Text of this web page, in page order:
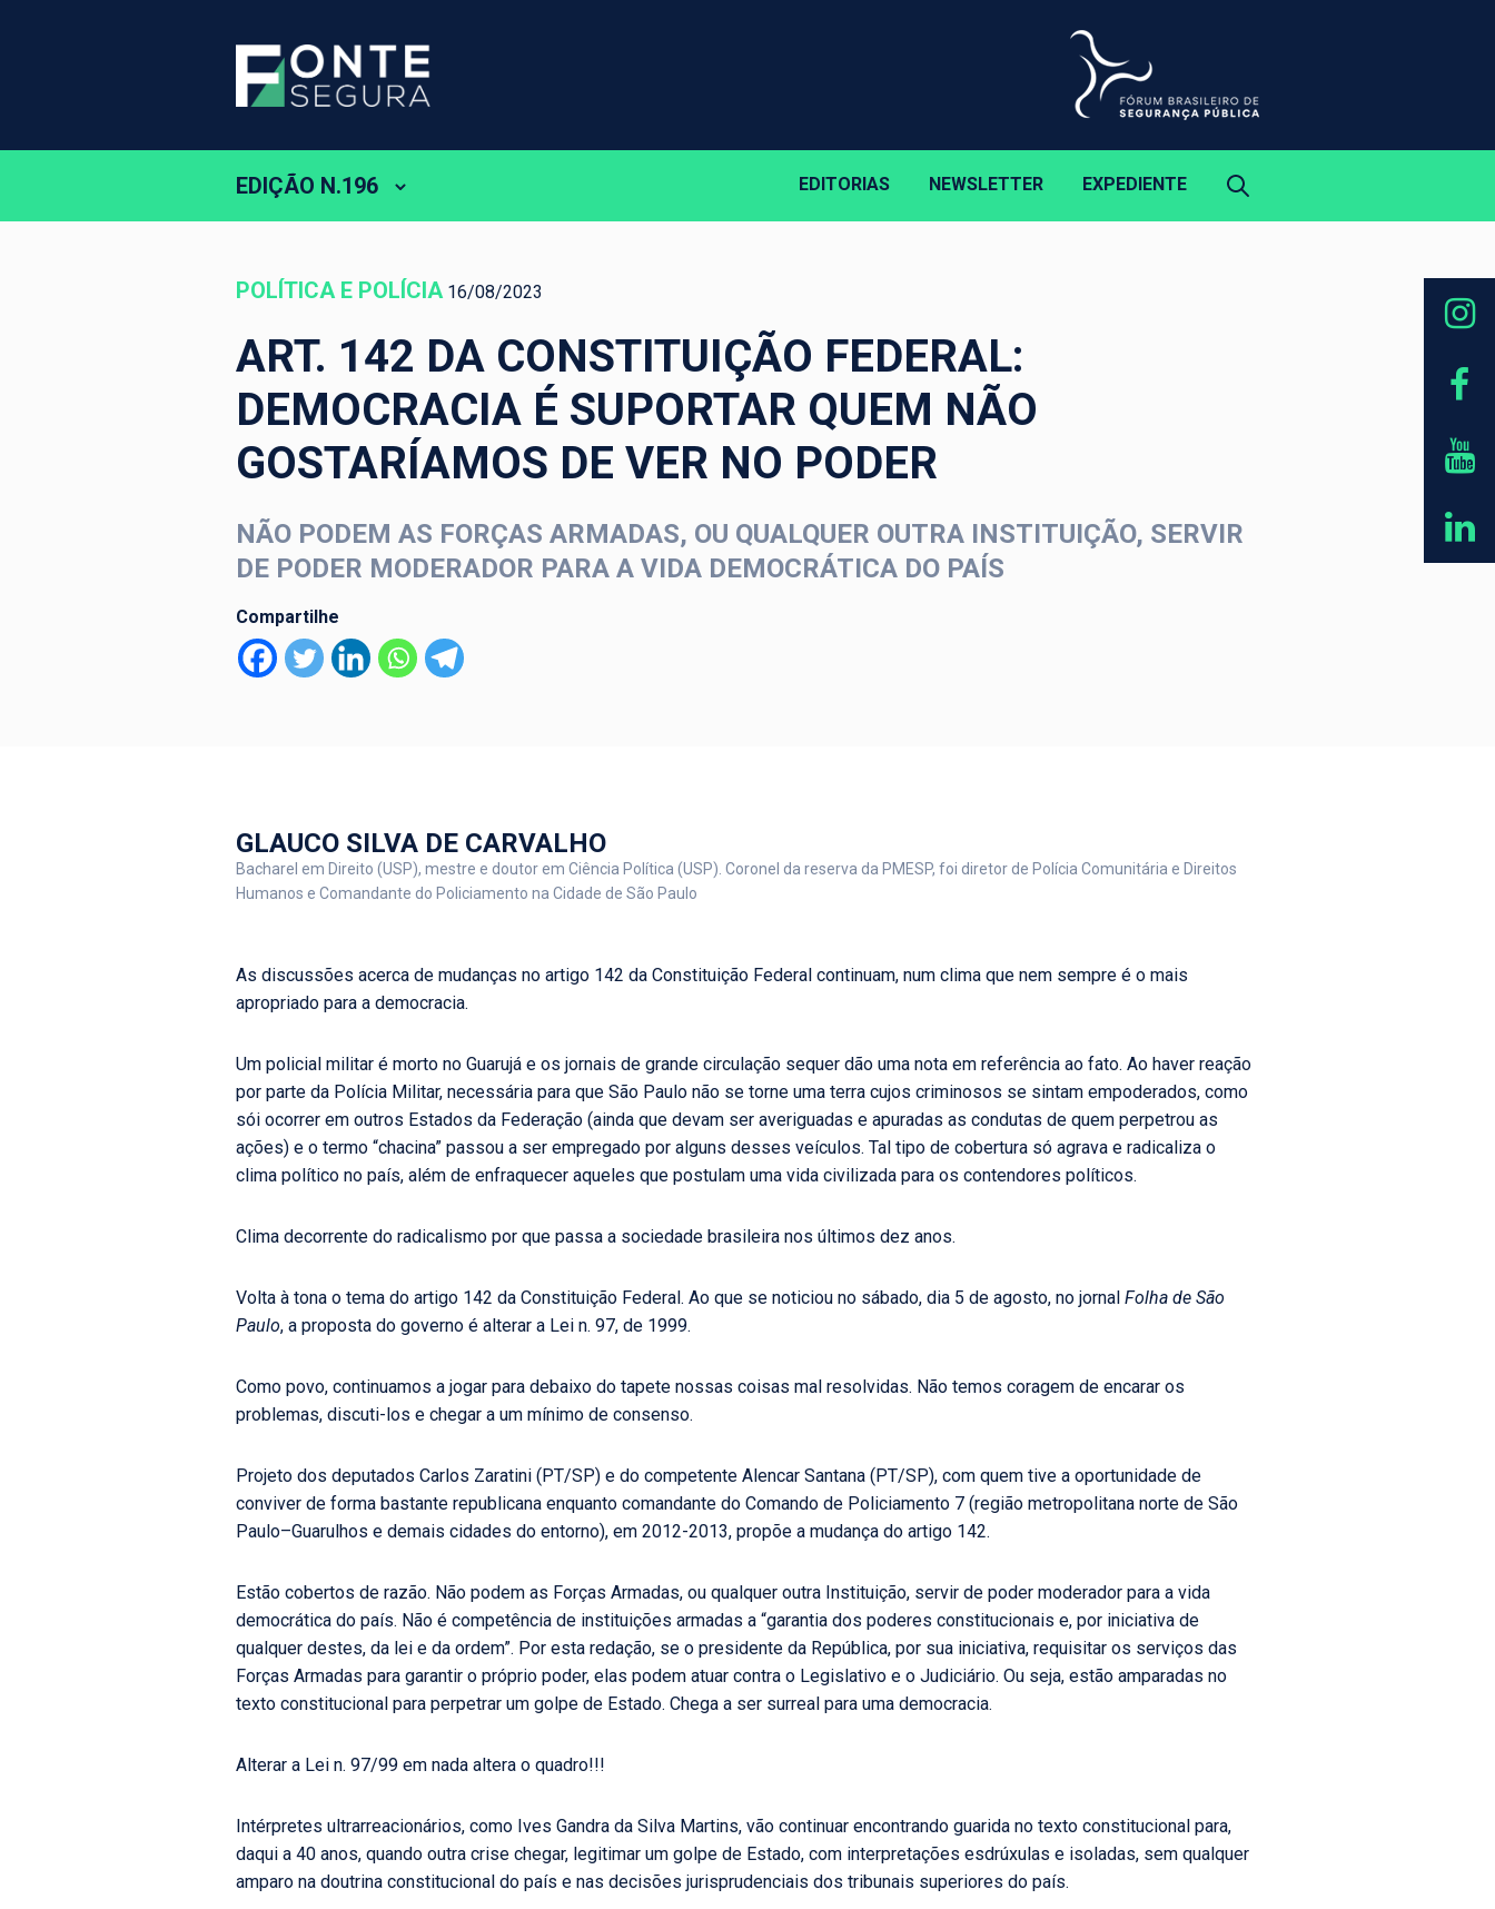
EDIÇÃO N.196 EDITORIAS NEWSLETTER EXPEDIENTE
POLÍTICA E POLÍCIA 16/08/2023
ART. 142 DA CONSTITUIÇÃO FEDERAL:
DEMOCRACIA É SUPORTAR QUEM NÃO
GOSTARÍAMOS DE VER NO PODER
NÃO PODEM AS FORÇAS ARMADAS, OU QUALQUER OUTRA INSTITUIÇÃO, SERVIR
DE PODER MODERADOR PARA A VIDA DEMOCRÁTICA DO PAÍS
Compartilhe
GLAUCO SILVA DE CARVALHO
Bacharel em Direito (USP), mestre e doutor em Ciência Política (USP). Coronel da reserva da PMESP, foi diretor de Polícia Comunitária e Direitos
Humanos e Comandante do Policiamento na Cidade de São Paulo
As discussões acerca de mudanças no artigo 142 da Constituição Federal continuam, num clima que nem sempre é o mais
apropriado para a democracia.
Um policial militar é morto no Guarujá e os jornais de grande circulação sequer dão uma nota em referência ao fato. Ao haver reação
por parte da Polícia Militar, necessária para que São Paulo não se torne uma terra cujos criminosos se sintam empoderados, como
sói ocorrer em outros Estados da Federação (ainda que devam ser averiguadas e apuradas as condutas de quem perpetrou as
ações) e o termo “chacina” passou a ser empregado por alguns desses veículos. Tal tipo de cobertura só agrava e radicaliza o
clima político no país, além de enfraquecer aqueles que postulam uma vida civilizada para os contendores políticos.
Clima decorrente do radicalismo por que passa a sociedade brasileira nos últimos dez anos.
Volta à tona o tema do artigo 142 da Constituição Federal. Ao que se noticiou no sábado, dia 5 de agosto, no jornal Folha de São
Paulo, a proposta do governo é alterar a Lei n. 97, de 1999.
Como povo, continuamos a jogar para debaixo do tapete nossas coisas mal resolvidas. Não temos coragem de encarar os
problemas, discuti-los e chegar a um mínimo de consenso.
Projeto dos deputados Carlos Zaratini (PT/SP) e do competente Alencar Santana (PT/SP), com quem tive a oportunidade de
conviver de forma bastante republicana enquanto comandante do Comando de Policiamento 7 (região metropolitana norte de São
Paulo–Guarulhos e demais cidades do entorno), em 2012-2013, propõe a mudança do artigo 142.
Estão cobertos de razão. Não podem as Forças Armadas, ou qualquer outra Instituição, servir de poder moderador para a vida
democrática do país. Não é competência de instituições armadas a “garantia dos poderes constitucionais e, por iniciativa de
qualquer destes, da lei e da ordem”. Por esta redação, se o presidente da República, por sua iniciativa, requisitar os serviços das
Forças Armadas para garantir o próprio poder, elas podem atuar contra o Legislativo e o Judiciário. Ou seja, estão amparadas no
texto constitucional para perpetrar um golpe de Estado. Chega a ser surreal para uma democracia.
Alterar a Lei n. 97/99 em nada altera o quadro!!!
Intérpretes ultrarreacionários, como Ives Gandra da Silva Martins, vão continuar encontrando guarida no texto constitucional para,
daqui a 40 anos, quando outra crise chegar, legitimar um golpe de Estado, com interpretações esdrúxulas e isoladas, sem qualquer
amparo na doutrina constitucional do país e nas decisões jurisprudenciais dos tribunais superiores do país.